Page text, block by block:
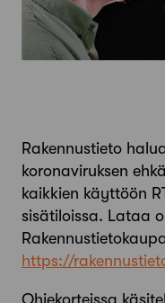
Rakennustieto
koronaviruksen
kaikkien käyttöön
sisätiloissa. Lataa
https://